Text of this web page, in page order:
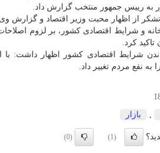
به رییس جمهور منتخب گزارش داد.
تشکر از اظهار محبت وزیر اقتصاد و گزارش وی
و شرایط اقتصادی کشور، بر لزوم
کرد.
شرایط اقتصادی کشور اظهار داشت:
به نفع مردم تغییر داد.
بازار
(1)
(0)